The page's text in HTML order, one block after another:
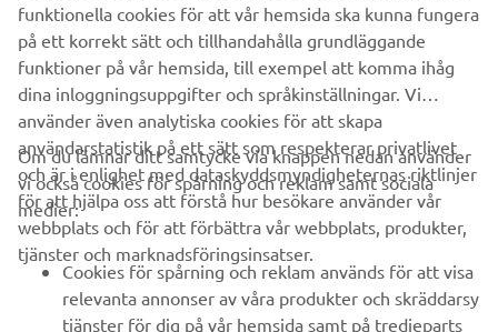
Bli först att ta del av de senaste erbjudandena, evenemangen,
nyheterna och mycket mer
PRENUMERERA
Läs vår integritetspolicy för att ta reda på hur vi behandlar dina
personuppgifter: Integritetspolicy
Sweden (Swedish)
funktionella cookies för att vår hemsida ska kunna fungera
på ett korrekt sätt och tillhandahålla grundläggande
funktioner på vår hemsida, till exempel att komma ihåg
dina inloggningsuppgifter och språkinställningar. Vi
använder även analytiska cookies för att skapa
användarstatistik på ett sätt som respekterar privatlivet
och är i enlighet med dataskyddsmyndigheternas riktlinjer
för att hjälpa oss att förstå hur besökare använder vår
webbplats och för att förbättra vår webbplats, produkter,
tjänster och marknadsföringsinsatser.
Om du lämnar ditt samtycke via knappen nedan använder
vi också cookies för spårning och reklam samt sociala
medier:
Cookies för spårning och reklam används för att visa
relevanta annonser av våra produkter och skräddarsy
tjänster för dig på vår hemsida samt på tredjeparts